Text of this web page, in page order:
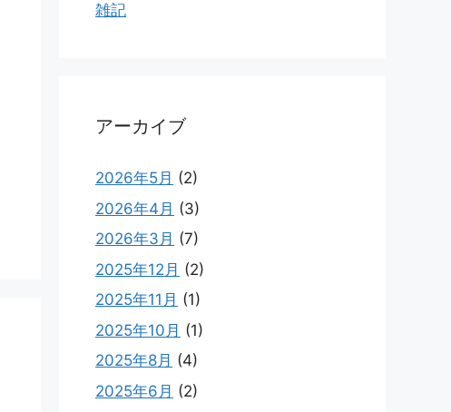
雑記
アーカイブ
2026年5月 (2)
2026年4月 (3)
2026年3月 (7)
2025年12月 (2)
2025年11月 (1)
2025年10月 (1)
2025年8月 (4)
2025年6月 (2)